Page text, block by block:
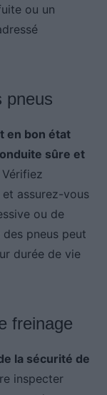
ou un
pneus
en bon état
sûre et
Vérifiez
assurez-vous
ou de
pneus peut
durée de vie
freinage
la sécurité de
inspecter